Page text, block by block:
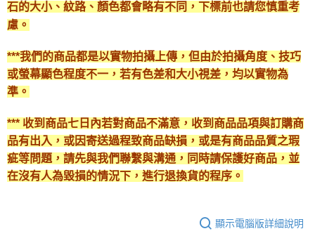
石的大小、紋路、顏色都會略有不同，下標前也請您慎重考
慮。
***我們的商品都是以實物拍攝上傳，但由於拍攝角度、技巧
或螢幕顯色程度不一，若有色差和大小視差，均以實物為
準。
*** 收到商品七日內若對商品不滿意，收到商品品項與訂購商
品有出入，或因寄送過程致商品缺損，或是有商品品質之瑕
疵等問題，請先與我們聯繫與溝通，同時請保護好商品，並
在沒有人為毀損的情況下，進行退換貨的程序。
顯示電腦版詳細說明